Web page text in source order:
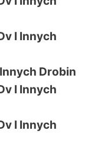
I Innych
Drobin
I Innych
I Innych